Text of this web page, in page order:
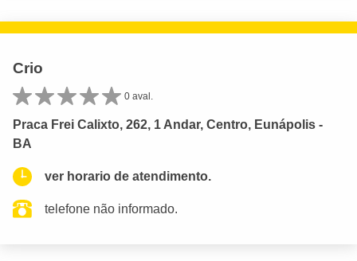
Crio
0 aval.
Praca Frei Calixto, 262, 1 Andar, Centro, Eunápolis -
BA
ver horario de atendimento.
telefone não informado.